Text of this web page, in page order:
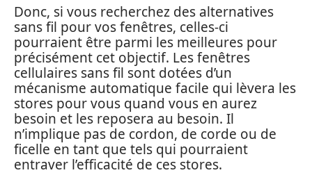
Donc, si vous recherchez des alternatives
sans fil pour vos fenêtres, celles-ci
pourraient être parmi les meilleures pour
précisément cet objectif. Les fenêtres
cellulaires sans fil sont dotées d’un
mécanisme automatique facile qui lèvera les
stores pour vous quand vous en aurez
besoin et les reposera au besoin. Il
n’implique pas de cordon, de corde ou de
ficelle en tant que tels qui pourraient
entraver l’efficacité de ces stores.